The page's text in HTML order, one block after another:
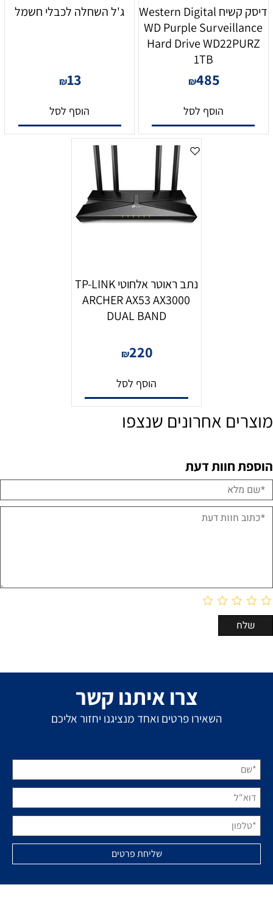
דיסק קשיח Western Digital
WD Purple Surveillance
Hard Drive WD22PURZ
1TB
₪485
הוסף לסל
ג'ל השחלה לכבלי חשמל
₪13
הוסף לסל
נתב ראוטר אלחוטי TP-LINK
ARCHER AX53 AX3000
DUAL BAND
₪220
הוסף לסל
מוצרים אחרונים שנצפו
הוספת חוות דעת
צרו איתנו קשר
השאירו פרטים ואחד מנציגנו יחזור אליכם